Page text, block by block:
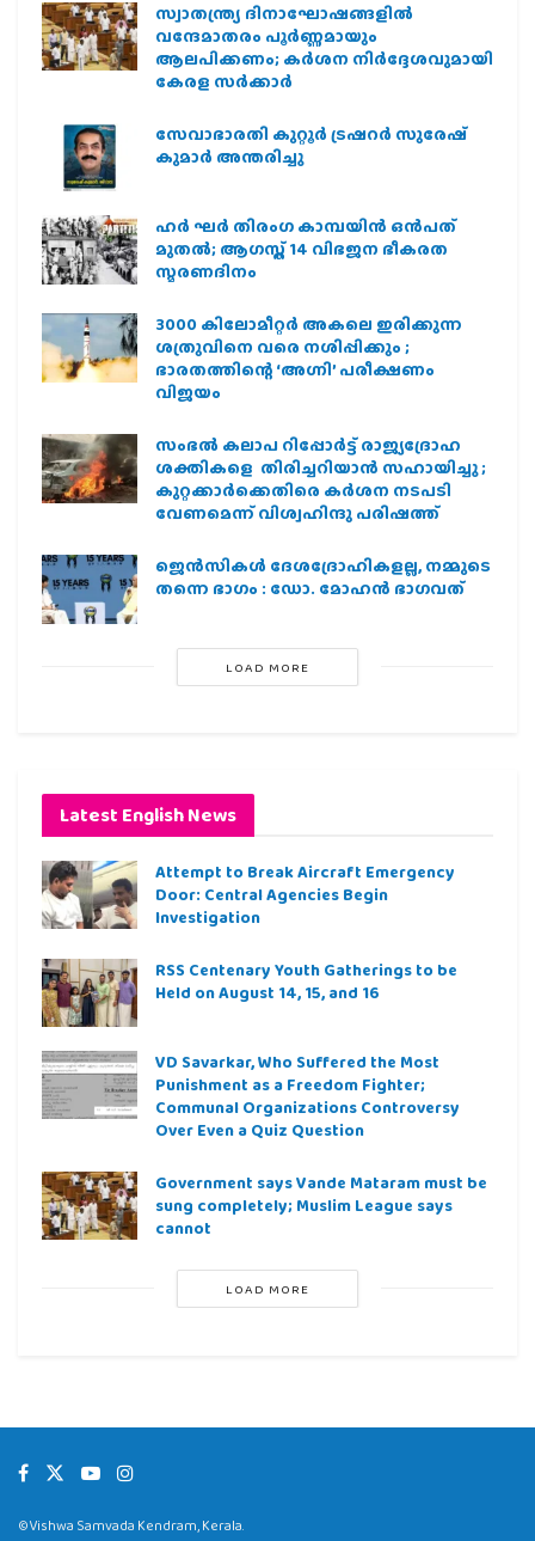
സ്വാതന്ത്ര്യ ദിനാഘോഷങ്ങളിൽ
വന്ദേമാതരം പൂർണ്ണമായും
ആലപിക്കണം; കർശന നിർദ്ദേശവുമായി
കേരള സർക്കാർ
സേവാഭാരതി കുറ്റൂർ ട്രഷറർ സുരേഷ്
കുമാർ അന്തരിച്ചു
ഹര്‍ ഘര്‍ തിരംഗ കാമ്പയിന്‍ ഒന്‍പത്
മുതല്‍; ആഗസ്ത് 14 വിഭജന ഭീകരത
സ്മരണദിനം
3000 കിലോമീറ്റർ അകലെ ഇരിക്കുന്ന
ശത്രുവിനെ വരെ നശിപ്പിക്കും ;
ഭാരതത്തിന്റെ ‘അഗ്നി’ പരീക്ഷണം
വിജയം
സംഭൽ കലാപ റിപ്പോർട്ട് രാജ്യദ്രോഹ
ശക്തികളെ തിരിച്ചറിയാൻ സഹായിച്ചു ;
കുറ്റക്കാർക്കെതിരെ കർശന നടപടി
വേണമെന്ന് വിശ്വഹിന്ദു പരിഷത്ത്
ജെന്‍സികള്‍ ദേശദ്രോഹികളല്ല, നമ്മുടെ
തന്നെ ഭാഗം : ഡോ. മോഹന്‍ ഭാഗവത്
LOAD MORE
Latest English News
Attempt to Break Aircraft Emergency
Door: Central Agencies Begin
Investigation
RSS Centenary Youth Gatherings to be
Held on August 14, 15, and 16
VD Savarkar, Who Suffered the Most
Punishment as a Freedom Fighter;
Communal Organizations Controversy
Over Even a Quiz Question
Government says Vande Mataram must be
sung completely; Muslim League says
cannot
LOAD MORE
©Vishwa Samvada Kendram, Kerala.